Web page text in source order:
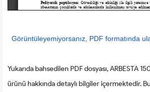
Görüntüleyemiyorsanız, PDF formatında
Yukarıda bahsedilen PDF dosyası, ARBESTA
ürünü hakkında detaylı bilgiler içermektedir.